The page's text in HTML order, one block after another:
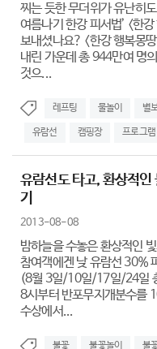
찌는 듯한 무더위가 유난히
여름나기 한강 피서법’ <한
보내셨나요? <한강 행복몽
내린 가운데 총 944만여 명
것으...
레프팅 물놀이 별
유람선 캠핑장 프로그램
유람선도 타고, 환상적
기
2013-08-08
밤하늘을 수놓은 환상적인
참여객에겐 낮 유람선 30%
(8월 3일/10일/17일/24일
8시부터 반포무지개분수를
수상에서...
불꽃 불꽃놀이 불